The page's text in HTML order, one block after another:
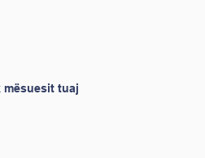
mësuesit tuaj